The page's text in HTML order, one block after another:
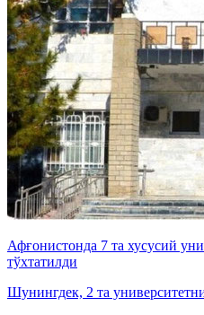
Афғонистонда 7 та хусусий
тўхтатилди
Шунингдек, 2 та